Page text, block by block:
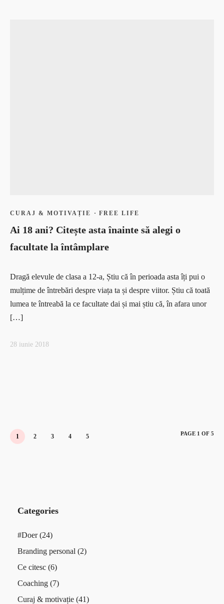
CURAJ & MOTIVAȚIE · FREE LIFE
Ai 18 ani? Citește asta înainte să alegi o
facultate la întâmplare
Dragă elevule de clasa a 12-a, Știu că în perioada asta îți pui o
mulțime de întrebări despre viața ta și despre viitor. Știu că toată
lumea te întreabă la ce facultate dai și mai știu că, în afara unor
[…]
28 iunie 2018
1 2 3 4 5 PAGE 1 OF 5
Categories
#Doer(24)
Branding personal (2)
Ce citesc (6)
Coaching (7)
Curaj & motivație (41)